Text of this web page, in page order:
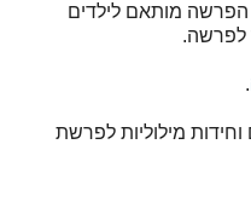
הפרשה מותאם לילדים
לפרשה.
.
וחידות מילוליות לפרשת